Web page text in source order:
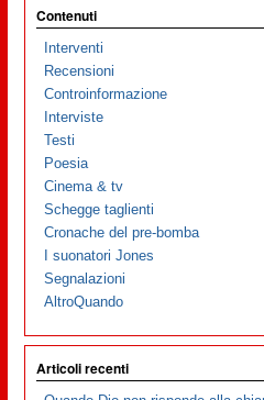
Contenuti
Interventi
Recensioni
Controinformazione
Interviste
Testi
Poesia
Cinema & tv
Schegge taglienti
Cronache del pre-bomba
I suonatori Jones
Segnalazioni
AltroQuando
Articoli recenti